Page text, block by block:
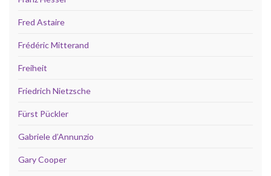
Fred Astaire
Frédéric Mitterand
Freiheit
Friedrich Nietzsche
Fürst Pückler
Gabriele d’Annunzio
Gary Cooper